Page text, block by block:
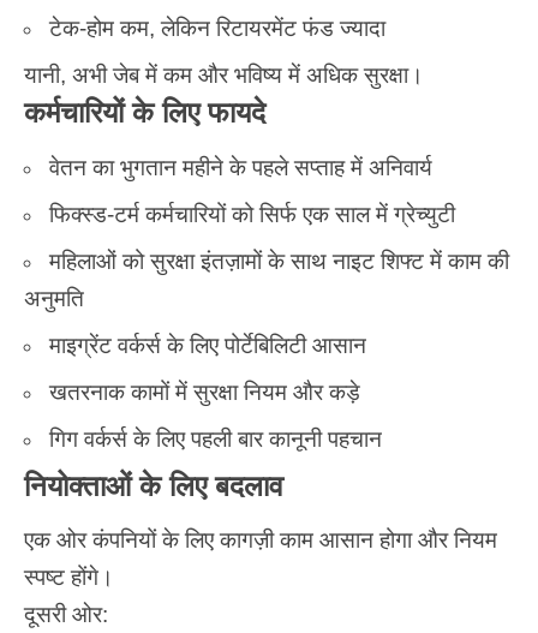
टेक-होम कम, लेकिन रिटायरमेंट फंड ज्यादा
यानी, अभी जेब में कम और भविष्य में अधिक सुरक्षा।
कर्मचारियों के लिए फायदे
वेतन का भुगतान महीने के पहले सप्ताह में अनिवार्य
फिक्स्ड-टर्म कर्मचारियों को सिर्फ एक साल में ग्रेच्युटी
महिलाओं को सुरक्षा इंतज़ामों के साथ नाइट शिफ्ट में काम की
अनुमति
माइग्रेंट वर्कर्स के लिए पोर्टेबिलिटी आसान
खतरनाक कामों में सुरक्षा नियम और कड़े
गिग वर्कर्स के लिए पहली बार कानूनी पहचान
नियोक्ताओं के लिए बदलाव
एक ओर कंपनियों के लिए कागज़ी काम आसान होगा और नियम
स्पष्ट होंगे।
दूसरी ओर: